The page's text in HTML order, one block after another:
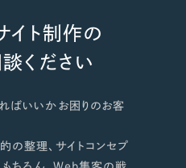
ト制作の
ください
ばいいかお困りのお客
の整理、サイトコンセプ